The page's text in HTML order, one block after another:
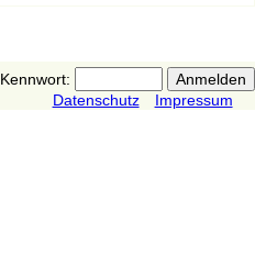
Kennwort:
Datenschutz
Impressum